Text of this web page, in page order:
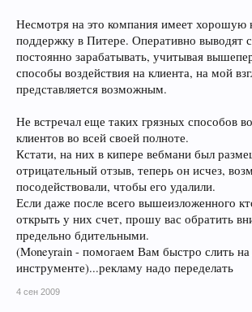
Несмотря на это компания имеет хорошую
поддержку в Питере. Оперативно выводят
постоянно зарабатывать, учитывая
способы воздействия на клиента, на мой
представляется возможным.
Не встречал еще таких грязных способов
клиентов во всей своей полноте.
Кстати, на них в кипере вебмани был
отрицательный отзыв, теперь он исчез,
посодействовали, чтобы его удалили.
Если даже после всего вышеизложенного
открыть у них счет, прошу вас обратить
предельно бдительными.
(Moneyrain - помогаем Вам быстро слить
инструменте)...рекламу надо переделать
4 сен 2009